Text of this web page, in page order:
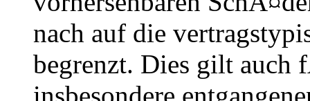
nach auf die
begrenzt. Dies gilt auch